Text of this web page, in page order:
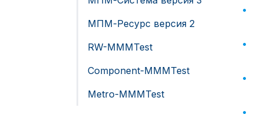
МПМ-Ресурс версия 2
RW-MMMTest
Component-MMMTest
Metro-MMMTest